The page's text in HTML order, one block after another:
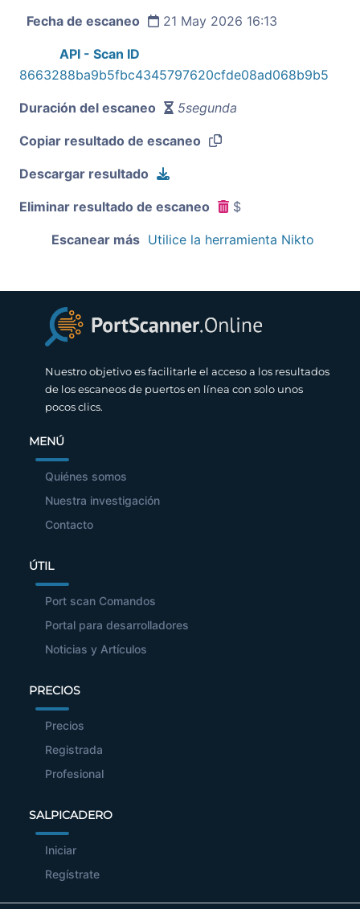
Fecha de escaneo 21 May 2026 16:13
API - Scan ID
8663288ba9b5fbc4345797620cfde08ad068b9b5
Duración del escaneo 5segunda
Copiar resultado de escaneo
Descargar resultado
Eliminar resultado de escaneo $
Escanear más Utilice la herramienta Nikto
Nuestro objetivo es facilitarle el acceso a los resultados
de los escaneos de puertos en línea con solo unos
pocos clics.
MENÚ
Quiénes somos
Nuestra investigación
Contacto
ÚTIL
Port scan Comandos
Portal para desarrolladores
Noticias y Artículos
PRECIOS
Precios
Registrada
Profesional
SALPICADERO
Iniciar
Regístrate